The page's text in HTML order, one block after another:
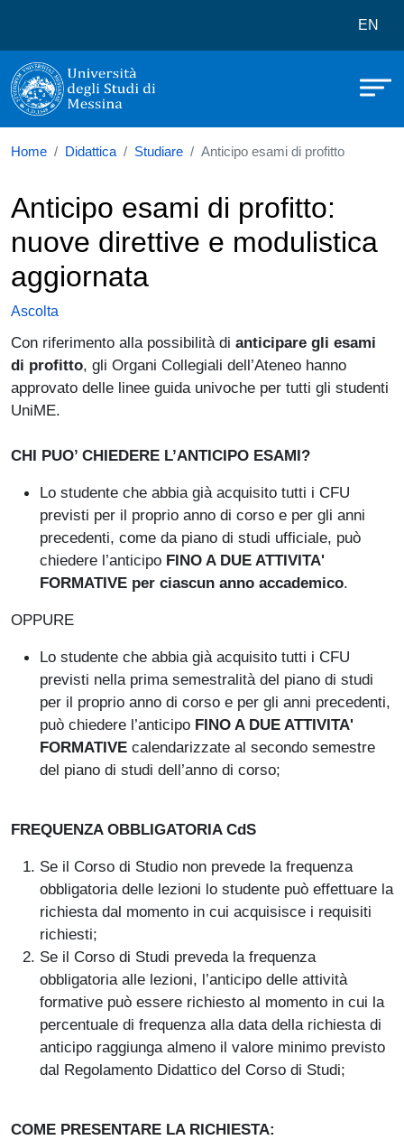
Università degli Studi di Messina
EN
Home Didattica Studiare Anticipo esami di profitto
Anticipo esami di profitto:
nuove direttive e modulistica
aggiornata
Ascolta
Con riferimento alla possibilità di anticipare gli esami
di profitto, gli Organi Collegiali dell’Ateneo hanno
approvato delle linee guida univoche per tutti gli studenti
UniME.
CHI PUO’ CHIEDERE L’ANTICIPO ESAMI?
Lo studente che abbia già acquisito tutti i CFU
previsti per il proprio anno di corso e per gli anni
precedenti, come da piano di studi ufficiale, può
chiedere l’anticipo FINO A DUE ATTIVITA'
FORMATIVE per ciascun anno accademico.
OPPURE
Lo studente che abbia già acquisito tutti i CFU
previsti nella prima semestralità del piano di studi
per il proprio anno di corso e per gli anni precedenti,
può chiedere l’anticipo FINO A DUE ATTIVITA'
FORMATIVE calendarizzate al secondo semestre
del piano di studi dell’anno di corso;
FREQUENZA OBBLIGATORIA CdS
Se il Corso di Studio non prevede la frequenza
obbligatoria delle lezioni lo studente può effettuare la
richiesta dal momento in cui acquisisce i requisiti
richiesti;
Se il Corso di Studi preveda la frequenza
obbligatoria alle lezioni, l’anticipo delle attività
formative può essere richiesto al momento in cui la
percentuale di frequenza alla data della richiesta di
anticipo raggiunga almeno il valore minimo previsto
dal Regolamento Didattico del Corso di Studi;
COME PRESENTARE LA RICHIESTA: